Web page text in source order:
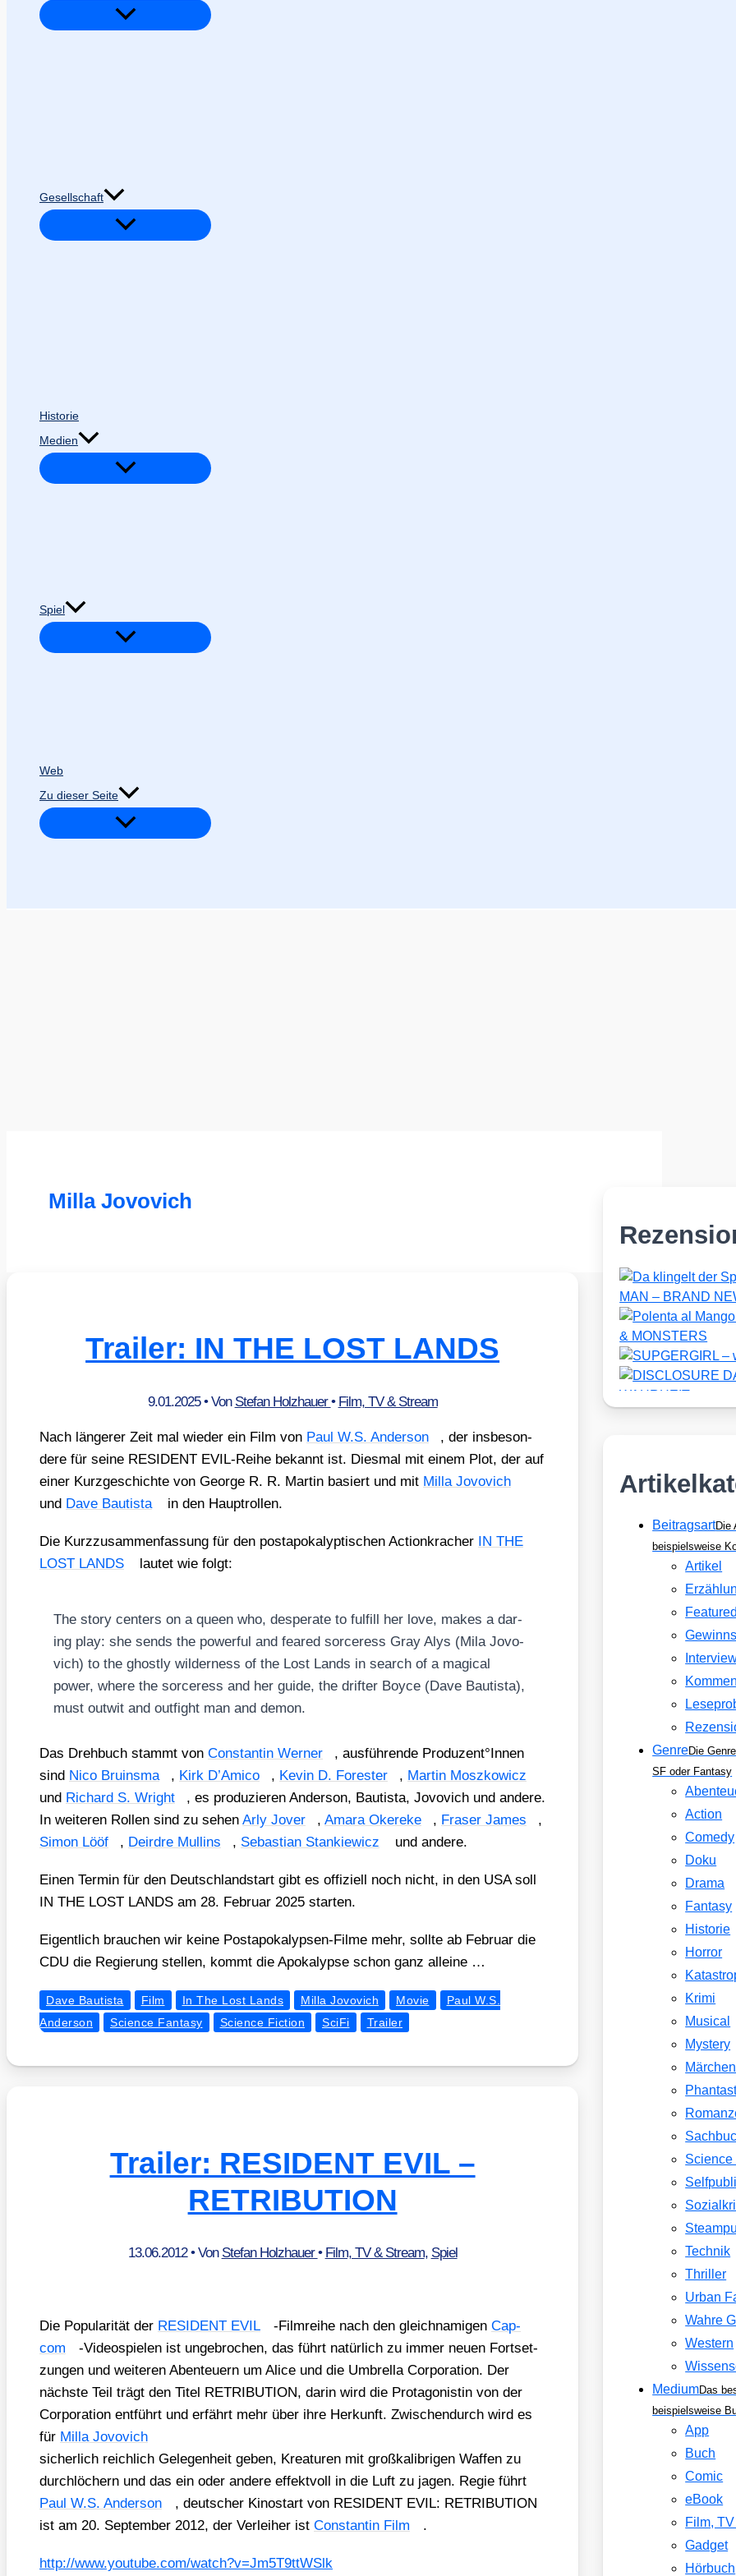
Gesellschaft
Historie
Medien
Spiel
Web
Zu dieser Seite
Milla Jovovich
Trailer: IN THE LOST LANDS
9.01.2025• Von Stefan Holzhauer• Film, TV & Stream
Nach län­ge­rer Zeit mal wie­der ein Film von Paul W.S. Ander­son
, der ins­be­son­
de­re für sei­ne RESIDENT EVIL-Rei­he bekannt ist. Dies­mal mit einem Plot, der auf
einer Kurz­ge­schich­te von Geor­ge R. R. Mar­tin basiert und mit Mil­la Jovo­vich
und Dave Bau­tis­ta in den Haupt­rol­len.
Die Kurz­zu­sam­men­fas­sung für den post­apo­ka­lyp­ti­schen Action­kra­cher IN THE
LOST LANDS
lau­tet wie folgt:
The sto­ry cen­ters on a queen who, despe­ra­te to ful­fill her love, makes a dar­
ing play: she sends the powerful and feared sorcer­ess Gray Alys (Mila Jovo­
vich) to the ghost­ly wil­der­ness of the Lost Lands in search of a magi­cal
power, whe­re the sorcer­ess and her gui­de, the drift­er Boy­ce (Dave Bau­tis­ta),
must out­wit and out­fight man and demon.
Das Dreh­buch stammt von Con­stan­tin Wer­ner
, aus­füh­ren­de Produzent°Innen
sind Nico Bru­ins­ma , Kirk D’A­mi­co , Kevin D. Fores­ter , Mar­tin Mosz­ko­wicz
und Richard S. Wright
, es pro­du­zie­ren Ander­son, Bau­tis­ta, Jovo­vich und ande­re.
In wei­te­ren Rol­len sind zu sehen Arly Jover , Ama­ra Oke­re­ke , Fraser James
,
Simon Lööf
, Deird­re Mul­lins , Sebas­ti­an Stan­kie­wicz und ande­re.
Einen Ter­min für den Deutsch­land­start gibt es offi­zi­ell noch nicht, in den USA soll
IN THE LOST LANDS am 28. Febru­ar 2025 star­ten.
Eigent­lich brau­chen wir kei­ne Post­apo­ka­lyp­sen-Fil­me mehr, soll­te ab Febru­ar die
CDU die Regie­rung stel­len, kommt die Apo­ka­lyp­se schon ganz allei­ne …
Dave Bautista Film In The Lost Lands Milla Jovovich Movie
Paul W.S.
Anderson
Science Fantasy Science Fiction SciFi Trailer
Trailer: RESIDENT EVIL –
RETRIBUTION
13.06.2012• Von Stefan Holzhauer• Film, TV & Stream, Spiel
Die Popu­la­ri­tät der RESIDENT EVIL -Film­rei­he nach den gleich­na­mi­gen Cap­
com
-Video­spie­len ist unge­bro­chen, das führt natür­lich zu immer neu­en Fort­set­
zun­gen und wei­te­ren Aben­teu­ern um Ali­ce und die Umbrel­la Cor­po­ra­ti­on. Der
nächs­te Teil trägt den Titel RETRIBUTION, dar­in wird die Prot­ago­nis­tin von der
Cor­po­ra­ti­on ent­führt und erfährt mehr über ihre Her­kunft. Zwi­schen­durch wird es
für Mil­la Jovo­vich
sicher­lich reich­lich Gele­gen­heit geben, Krea­tu­ren mit groß­ka­li­bri­gen Waf­fen zu
durch­lö­chern und das ein oder ande­re effekt­voll in die Luft zu jagen. Regie führt
Paul W.S. Ander­son
, deut­scher Kino­start von RESIDENT EVIL: RETRIBUTION
ist am 20. Sep­tem­ber 2012, der Ver­lei­her ist Con­stan­tin Film .
http://​www​.you​tube​.com/​w​a​t​c​h​?​v​=​J​m​5​T​9​t​t​W​Slk
BeitragsartDie
beispielsweise
Artikel
GenreDie
SF oder Fantasy
Action
Comedy
Doku
Drama
Fantasy
Historie
Horror
Krimi
Musical
Mystery
Märchen
Science
Technik
Thriller
Urban
Wahre
Western
MediumDas
beispielsweise
App
Buch
Comic
eBook
Film,
Gadget
Hörbuch